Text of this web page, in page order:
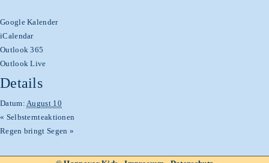
Google Kalender
iCalendar
Outlook 365
Outlook Live
Details
Datum: August 10
« Selbsternteaktionen
Regen bringt Segen »